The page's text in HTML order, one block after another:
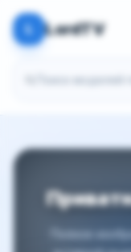
L LordTV
Полное